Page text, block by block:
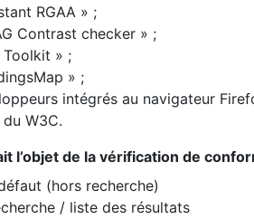
RGAA » ;
Contrast checker » ;
Toolkit » ;
» ;
intégrés au navigateur
W3C.
l’objet de la vérification de
(hors recherche)
/ liste des résultats